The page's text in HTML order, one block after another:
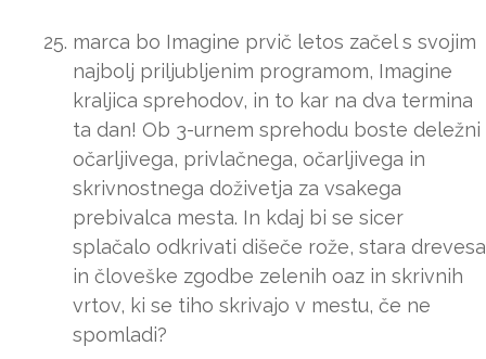
marca bo Imagine prvič letos začel s svojim
najbolj priljubljenim programom, Imagine
kraljica sprehodov, in to kar na dva termina
ta dan! Ob 3-urnem sprehodu boste deležni
očarljivega, privlačnega, očarljivega in
skrivnostnega doživetja za vsakega
prebivalca mesta. In kdaj bi se sicer
splačalo odkrivati dišeče rože, stara drevesa
in človeške zgodbe zelenih oaz in skrivnih
vrtov, ki se tiho skrivajo v mestu, če ne
spomladi?